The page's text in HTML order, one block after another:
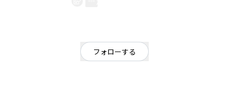
フォローする